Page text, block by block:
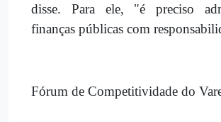
disse. Para ele, "é preciso
finanças públicas com
Fórum de Competitividade do